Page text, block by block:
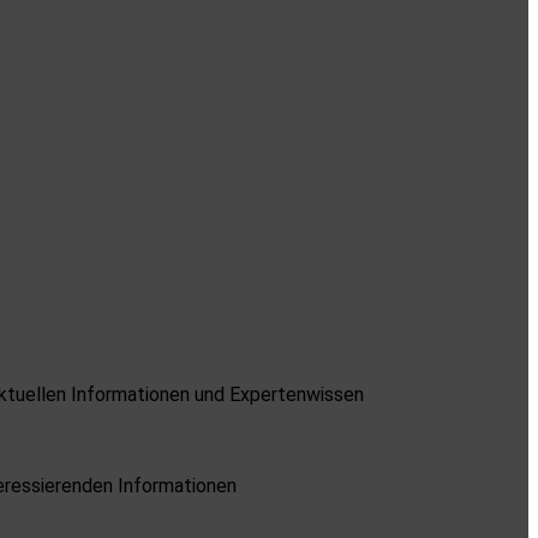
Informationen und Expertenwissen
Informationen